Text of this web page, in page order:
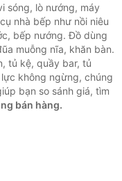
sóng, lò nướng, máy
nhà bếp như nồi niêu
bếp nướng. Đồ dùng
muỗng nĩa, khăn bàn.
tủ kệ, quầy bar, tủ
không ngừng, chúng
bạn so sánh giá, tìm
bán hàng.